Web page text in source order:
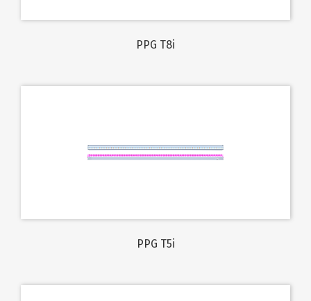
PPG T8i
PPG T5i